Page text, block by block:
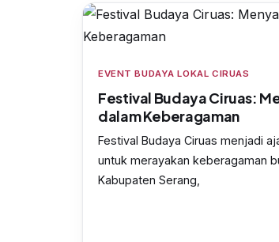
EVENT BUDAYA LOKAL CIRUAS
Festival Budaya Ciruas:
dalam Keberagaman
Festival Budaya Ciruas menjadi
untuk merayakan keberagaman
Kabupaten Serang,